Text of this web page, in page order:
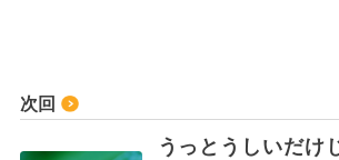
次回
うっとうしいだけ